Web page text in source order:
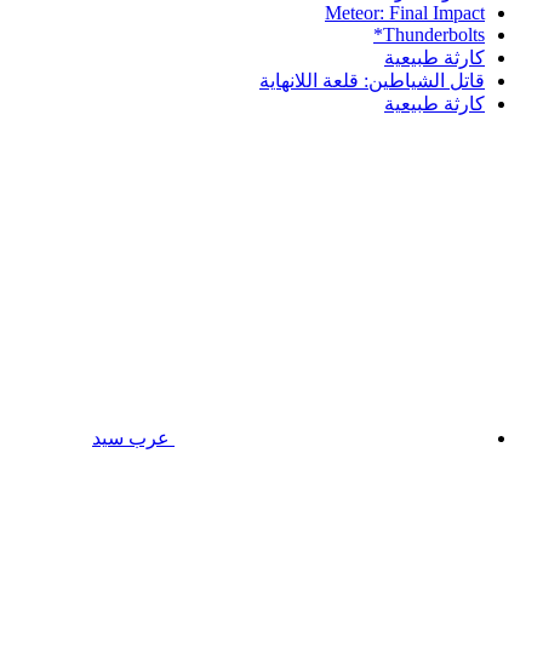
Meteor: Final Impact
Thunderbolts*
كارثة طبيعية
قاتل الشياطين: قلعة اللانهاية
كارثة طبيعية
عرب سيد